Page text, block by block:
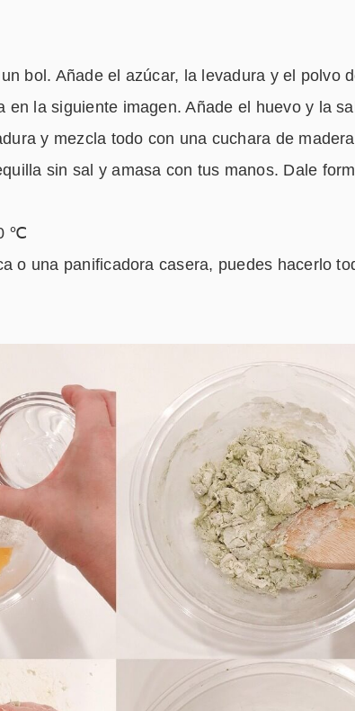
bol. Añade el azúcar, la levadura y el polvo
en la siguiente imagen. Añade el huevo y la
y mezcla todo con una cuchara de
sin sal y amasa con tus manos. Dale
℃
o una panificadora casera, puedes hacerlo